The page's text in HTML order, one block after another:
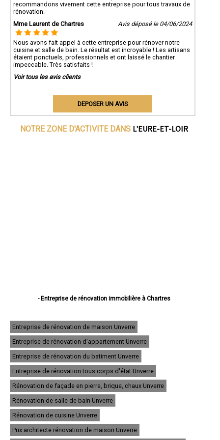
recommandons vivement cette entreprise pour tous travaux de
rénovation.
Mme Laurent de Chartres
Avis déposé le 04/06/2024
Nous avons fait appel à cette entreprise pour rénover notre
cuisine et salle de bain. Le résultat est incroyable ! Les artisans
étaient ponctuels, professionnels et ont laissé le chantier
impeccable. Très satisfaits !
Voir tous les avis clients
DEPOSER UN AVIS
NOTRE ZONE D'ACTIVITE DANS L'EURE-ET-LOIR
- Entreprise de rénovation immobilière à Chartres
- Entreprise de rénovation immobilière à Châteaudun
- Entreprise de rénovation immobilière à Vernouillet
- Entreprise de rénovation immobilière à Nogent-le-Rotrou
- Entreprise de rénovation immobilière à Mainvilliers
- Entreprise de rénovation immobilière à Luisant
- Entreprise de rénovation immobilière à Épernon
- Entreprise de rénovation immobilière à Lèves
- Entreprise de rénovation immobilière à Maintenon
- Entreprise de rénovation immobilière à Bonneval
- Entreprise de rénovation immobilière à Nogent-le-Roi
- Entreprise de rénovation immobilière à Auneau
- Entreprise de rénovation immobilière à Saint-Lubin-des-Joncherets
- Entreprise de rénovation immobilière à Le Coudray
Entreprise de rénovation de maison Unverre
Entreprise de rénovation d'appartement Unverre
Entreprise de rénovation du batiment Unverre
Entreprise de rénovation tous corps d'état Unverre
Rénovation de façade en pierre, brique, chaux Unverre
Rénovation de salle de bain Unverre
Rénovation de cuisine Unverre
Prix architecte rénovation de maison Unverre